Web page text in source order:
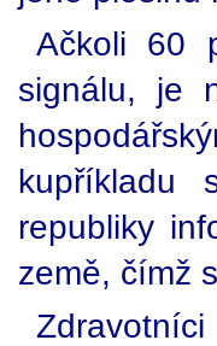
Ačkoli 60
signálu, je
kupříkladu
republiky
země, čímž